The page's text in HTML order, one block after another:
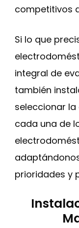
competitivos
Si lo que
integral de
también
seleccionar
cada una de
prioridades y